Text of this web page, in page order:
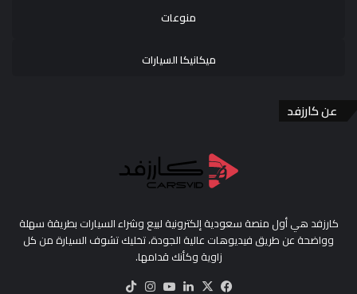
منوعات
ميكانيكا السيارات
عن كارزفد
كارزفد هي أول منصة سعودية إلكترونية لبيع وشراء السيارات بطريقة سهلة
وواضحة عن طريق فيديوهات عالية الجودة، تخليك تشوف السيارة من كل
زاوية وكأنك قدامها.
فيسبوك
‫X لينكدإن‫YouTubeانستقرام